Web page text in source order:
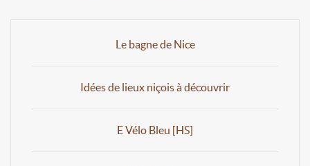
Le bagne de Nice
Idées de lieux niçois à découvrir
E Vélo Bleu [HS]